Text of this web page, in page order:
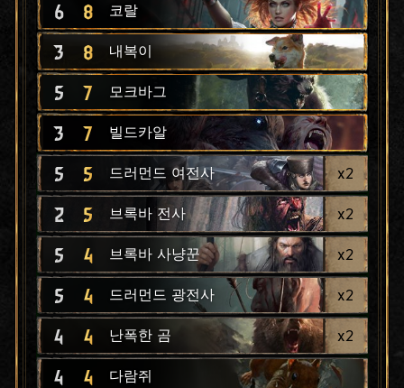
6 8 코랄
3 8 내복이
5 7 모크바그
3 7 빌드카알
5 5 드러먼드 여전사 x2
2 5 브록바 전사 x2
5 4 브록바 사냥꾼 x2
5 4 드러먼드 광전사 x2
4 4 난폭한 곰 x2
4 4 다람쥐